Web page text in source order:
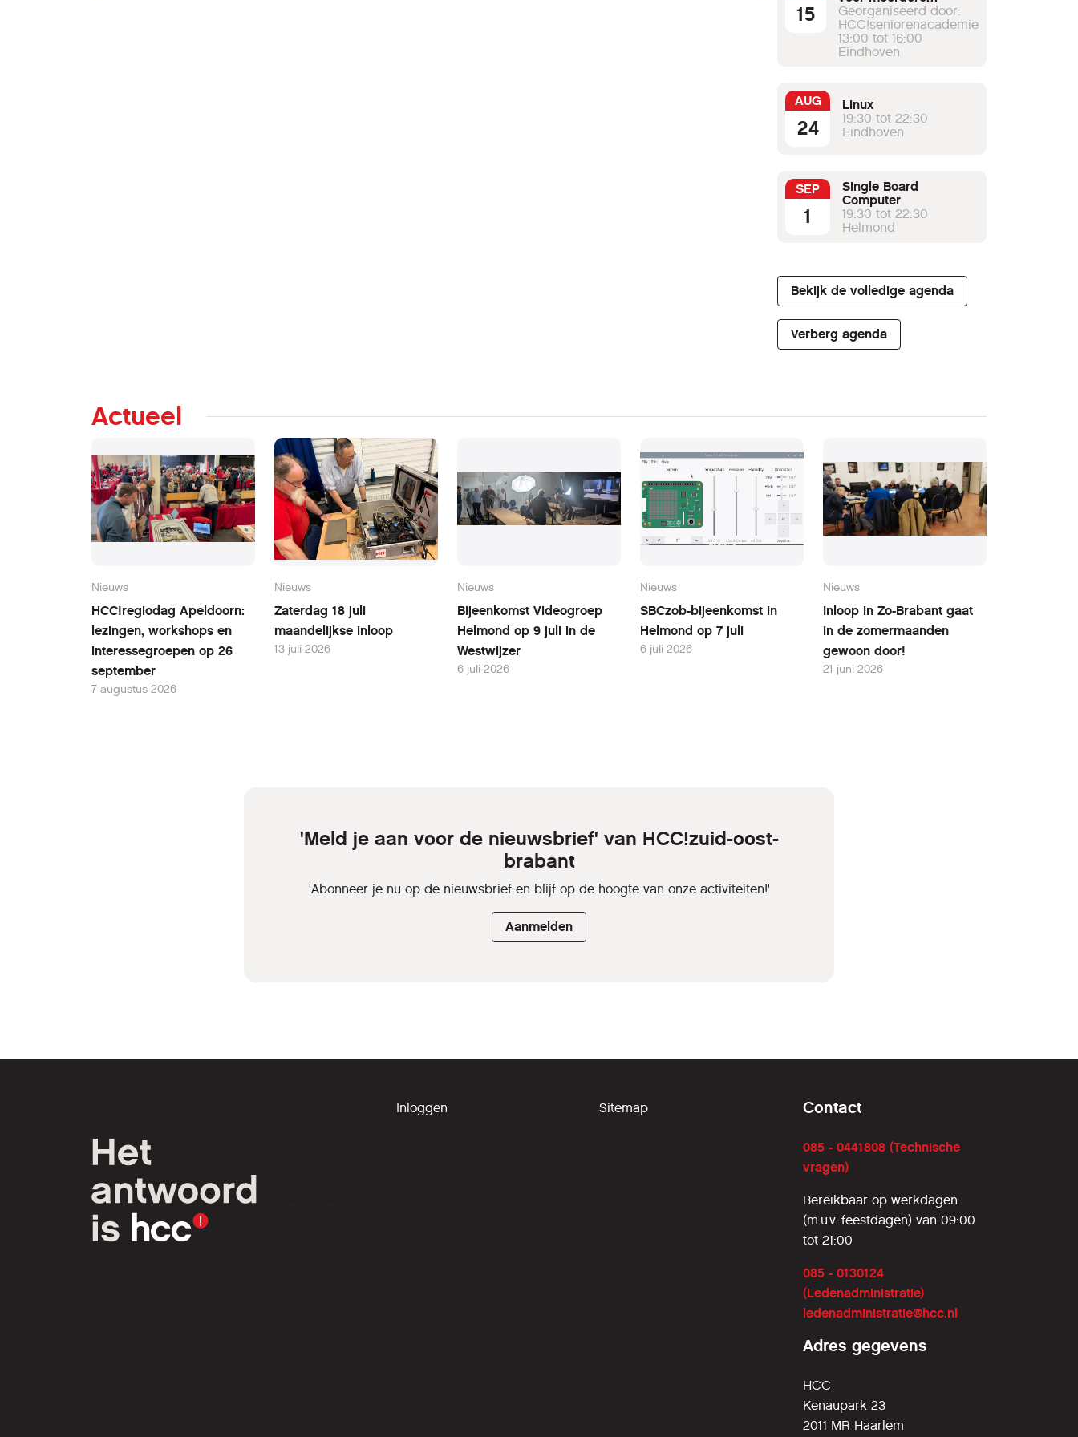
15
werkgroepen
Georganiseerd door:
HCC!seniorenacademie
13:00 tot 16:00
Eindhoven
AUG
24
Linux
19:30 tot 22:30
Eindhoven
SEP
1
Single Board
Computer
19:30 tot 22:30
Helmond
Bekijk de volledige agenda
Verberg agenda
Actueel
Nieuws
HCC!regiodag Apeldoorn:
lezingen, workshops en
interessegroepen op 26
september
7 augustus 2026
Nieuws
Zaterdag 18 juli
maandelijkse inloop
13 juli 2026
Nieuws
Bijeenkomst Videogroep
Helmond op 9 juli in de
Westwijzer
6 juli 2026
Nieuws
SBCzob-bijeenkomst in
Helmond op 7 juli
6 juli 2026
Nieuws
Inloop in Zo-Brabant gaat
in de zomermaanden
gewoon door!
21 juni 2026
'Meld je aan voor de nieuwsbrief' van HCC!zuid-oost-
brabant
'Abonneer je nu op de nieuwsbrief en blijf op de hoogte van onze activiteiten!'
Aanmelden
tech-liefhebbers.
Inloggen Sitemap Contact
085 - 0441808 (Technische
vragen)
Bereikbaar op werkdagen
(m.u.v. feestdagen) van 09:00
tot 21:00
085 - 0130124
(Ledenadministratie)
ledenadministratie@hcc.nl
Adres gegevens
HCC
Kenaupark 23
2011 MR Haarlem